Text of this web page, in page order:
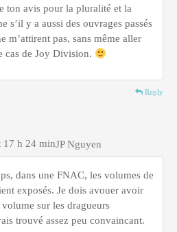
ton avis pour la pluralité et la
s’il y a aussi des ouvrages passés
m’attirent pas, sans même aller
cas de Joy Division.
Reply
JP Nguyen
17 h 24 min
dans une FNAC, les volumes de
exposés. Je dois avouer avoir
sur les dragueurs
trouvé assez peu convaincant.